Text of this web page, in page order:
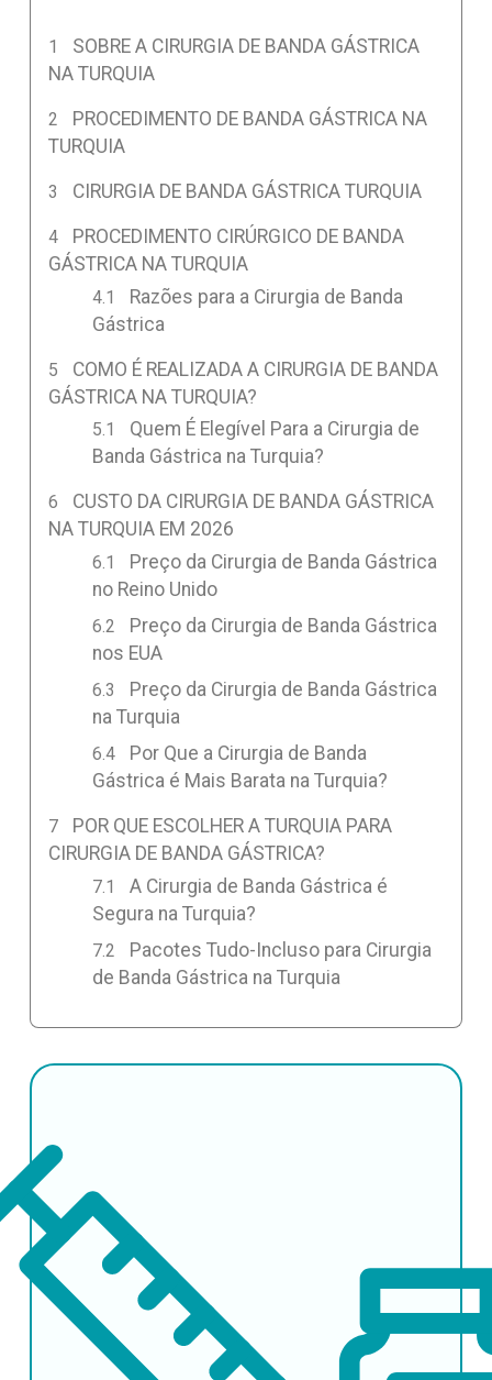
SOBRE A CIRURGIA DE BANDA GÁSTRICA
NA TURQUIA
PROCEDIMENTO DE BANDA GÁSTRICA NA
TURQUIA
CIRURGIA DE BANDA GÁSTRICA TURQUIA
PROCEDIMENTO CIRÚRGICO DE BANDA
GÁSTRICA NA TURQUIA
Razões para a Cirurgia de Banda
Gástrica
COMO É REALIZADA A CIRURGIA DE BANDA
GÁSTRICA NA TURQUIA?
Quem É Elegível Para a Cirurgia de
Banda Gástrica na Turquia?
CUSTO DA CIRURGIA DE BANDA GÁSTRICA
NA TURQUIA EM 2026
Preço da Cirurgia de Banda Gástrica
no Reino Unido
Preço da Cirurgia de Banda Gástrica
nos EUA
Preço da Cirurgia de Banda Gástrica
na Turquia
Por Que a Cirurgia de Banda
Gástrica é Mais Barata na Turquia?
POR QUE ESCOLHER A TURQUIA PARA
CIRURGIA DE BANDA GÁSTRICA?
A Cirurgia de Banda Gástrica é
Segura na Turquia?
Pacotes Tudo-Incluso para Cirurgia
de Banda Gástrica na Turquia